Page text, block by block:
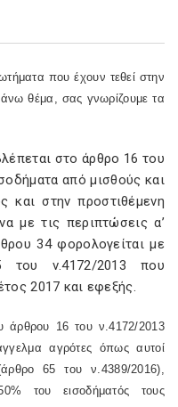
που έχουν τεθεί στην
θέμα, σας γνωρίζουμε τα
στο άρθρο 16 του
από μισθούς και
και στην προστιθέμενη
με τις περιπτώσεις α’
34 φορολογείται με
του ν.4172/2013 που
2017 και εφεξής.
άρθρου 16 του ν.4172/2013
αγρότες όπως αυτοί
65 του ν.4389/2016),
του εισοδήματός τους